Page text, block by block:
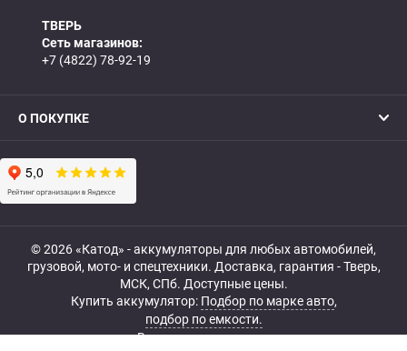
ТВЕРЬ
Сеть магазинов:
+7 (4822) 78-92-19
О ПОКУПКЕ
© 2026 «Катод» - аккумуляторы для любых автомобилей,
грузовой, мото- и спецтехники. Доставка, гарантия - Тверь,
МСК, СПб. Доступные цены.
Купить аккумулятор: Подбор по марке авто,
подбор по емкости.
Все права защищены.